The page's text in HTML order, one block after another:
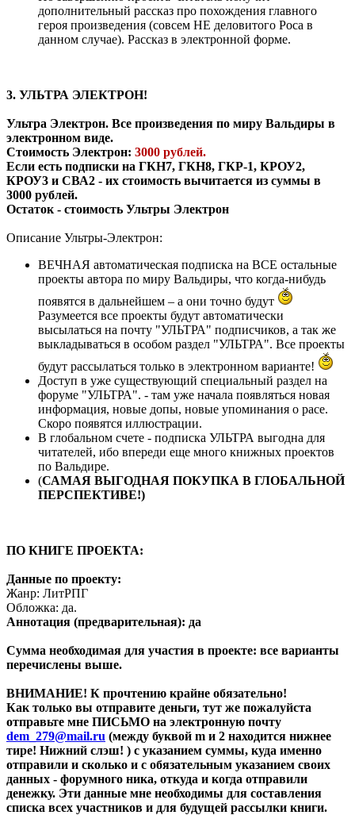
дополнительный рассказ про похождения главного
героя произведения (совсем НЕ деловитого Роса в
данном случае). Рассказ в электронной форме.
3. УЛЬТРА ЭЛЕКТРОН!
Ультра Электрон. Все произведения по миру Вальдиры в
электронном виде.
Стоимость Электрон: 3000 рублей.
Если есть подписки на ГКН7, ГКН8, ГКР-1, КРОУ2,
КРОУ3 и СВА2 - их стоимость вычитается из суммы в
3000 рублей.
Остаток - стоимость Ультры Электрон
Описание Ультры-Электрон:
ВЕЧНАЯ автоматическая подписка на ВСЕ остальные
проекты автора по миру Вальдиры, что когда-нибудь
появятся в дальнейшем – а они точно будут
Разумеется все проекты будут автоматически
высылаться на почту "УЛЬТРА" подписчиков, а так же
выкладываться в особом раздел "УЛЬТРА". Все проекты
будут рассылаться только в электронном варианте!
Доступ в уже существующий специальный раздел на
форуме "УЛЬТРА". - там уже начала появляться новая
информация, новые допы, новые упоминания о расе.
Скоро появятся иллюстрации.
В глобальном счете - подписка УЛЬТРА выгодна для
читателей, ибо впереди еще много книжных проектов
по Вальдире.
(САМАЯ ВЫГОДНАЯ ПОКУПКА В ГЛОБАЛЬНОЙ
ПЕРСПЕКТИВЕ!)
ПО КНИГЕ ПРОЕКТА:
Данные по проекту:
Жанр: ЛитРПГ
Обложка: да.
Аннотация (предварительная): да
Сумма необходимая для участия в проекте: все варианты
перечислены выше.
ВНИМАНИЕ! К прочтению крайне обязательно!
Как только вы отправите деньги, тут же пожалуйста
отправьте мне ПИСЬМО на электронную почту
dem_279@mail.ru (между буквой m и 2 находится нижнее
тире! Нижний слэш! ) с указанием суммы, куда именно
отправили и сколько и с обязательным указанием своих
данных - форумного ника, откуда и когда отправили
денежку. Эти данные мне необходимы для составления
списка всех участников и для будущей рассылки книги.